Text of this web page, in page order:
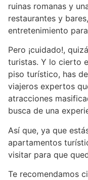
ruinas romanas y
restaurantes y
entretenimiento
Pero ¡cuidado!,
turistas. Y lo cierto
piso turístico, has
viajeros expertos
atracciones
busca de una
Así que, ya que
apartamentos
visitar para que
Te recomendamos